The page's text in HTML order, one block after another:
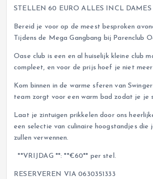
STELLEN 60 EURO ALLES INCL DAMES
Bereid je voor op de meest besproken
Tijdens de Mega Gangbang bij Parenclub
Oase club is een en al huiselijk kleine club
compleet, en voor de prijs hoef je niet
Kom binnen in de warme sferen van
team zorgt voor een warm bad zodat je je
Laat je zintuigen prikkelen door ons
een selectie van culinaire hoogstandjes die
zullen verwennen.
**VRIJDAG **: **€60** per stel.
RESERVEREN VIA 0630351333